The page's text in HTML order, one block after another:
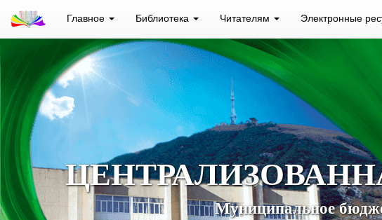
Главное Библиотека Читателям Электронные
Муниципальное